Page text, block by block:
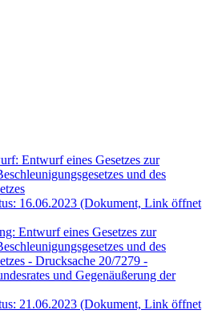
Entwurf eines Gesetzes zur
und des
16.06.2023 (Dokument, Link öffnet
Entwurf eines Gesetzes zur
und des
- Drucksache 20/7279 -
und Gegenäußerung der
21.06.2023 (Dokument, Link öffnet